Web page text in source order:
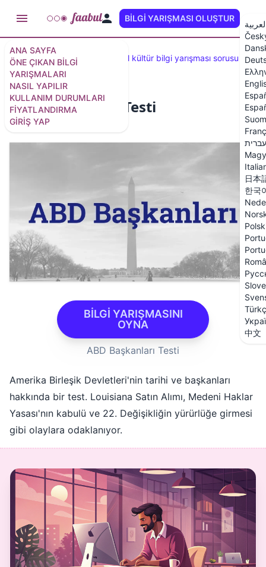
ANA SAYFA
ÖNE ÇIKAN BILGI
YARIŞMALARI
NASIL YAPILIR
KULLANIM DURUMLARI
FIYATLANDIRMA
GIRIŞ YAP
BILGI YARIŞMASI OLUŞTUR
עברית
日本
한국
中文
Öne çıkan testler 100 genel kültür bilgi yarışması sorusu
ABD Başkanları Testi
15 soru / 16 slayt
BİLGİ YARIŞMASINI
OYNA
ABD Başkanları Testi
Amerika Birleşik Devletleri'nin tarihi ve başkanları
hakkında bir test. Louisiana Satın Alımı, Medeni Haklar
Yasası'nın kabulü ve 22. Değişikliğin yürürlüğe girmesi
gibi olaylara odaklanıyor.